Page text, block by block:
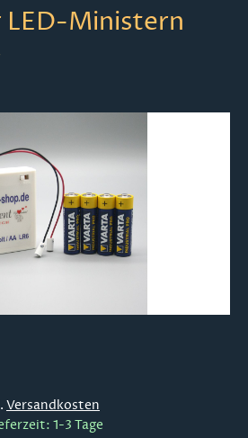
Ministern
Versandkosten
1-3 Tage